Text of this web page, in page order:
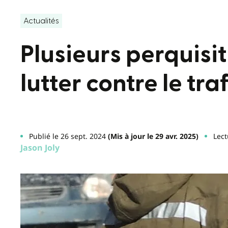
Actualités
Plusieurs
lutter contre le
Publié le 26 sept. 2024(Mis à jour le 29 avr. 2025)
Jason Joly